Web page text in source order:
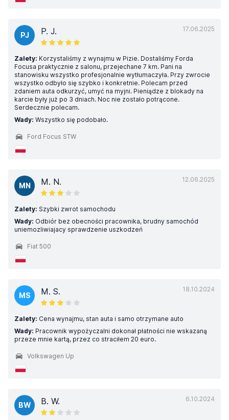
17.06.2025
PJ P. J.
Zalety: Korzystaliśmy z wynajmu w Pizie. Dostaliśmy Forda
Focusa praktycznie z salonu, przejechane 7 km. Pani na
stanowisku wszystko profesjonalnie wytłumaczyła. Przy zwrocie
wszystko odbyło się szybko i konkretnie. Polecam przed
zdaniem auta odkurzyć, umyć na myjni. Pieniądze z blokady na
karcie były już po 3 dniach. Noc nie zostało potrącone.
Serdecznie polecam.
Wady: Wszystko się podobało.
Ford Focus STW
12.06.2025
MN M. N.
Zalety: Szybki zwrot samochodu
Wady: Odbiór bez obecności pracownika, brudny samochód
uniemozliwiajacy sprawdzenie uszkodzeń
Fiat 500
18.10.2024
MS M. S.
Zalety: Cena wynajmu, stan auta i samo otrzymane auto
Wady: Pracownik wypożyczalni dokonał płatności nie wskazaną
przeze mnie kartą, przez co straciłem 20 euro.
Volkswagen Up
6.10.2024
BW B. W.